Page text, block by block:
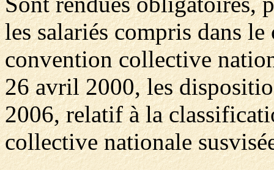
les salariés compris dans
convention collective
26 avril 2000, les
2006, relatif à la
collective nationale